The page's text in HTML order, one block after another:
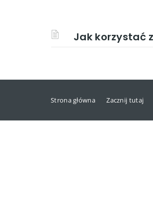
Jak korzystać
Strona główna Zacznij tutaj